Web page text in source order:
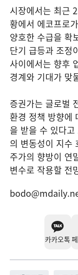
시장에서는 최근
황에서 에코프로
양호한 수급을 확
단기 급등과 조정
사이에서는 향후
경계와 기대가 맞
증권가는 글로벌
환경 정책 방향에
을 받을 수 있다
의 변동성이 지수
주가의 향방이 연
변수로 작용할 전
카카오톡